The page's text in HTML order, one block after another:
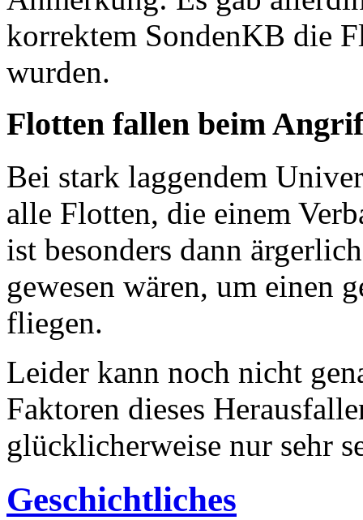
korrektem SondenKB die
wurden.
Flotten fallen beim
Bei stark laggendem
alle Flotten, die einem
ist besonders dann
gewesen wären, um einen
fliegen.
Leider kann noch nicht
Faktoren dieses
glücklicherweise nur sehr
Geschichtliches